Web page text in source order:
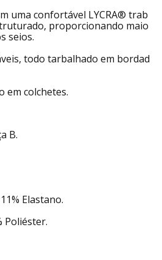
uma confortável LYCRA® trab
proporcionando maio
seios.
todo tarbalhado em bordad
em colchetes.
B.
Elastano.
Poliéster.